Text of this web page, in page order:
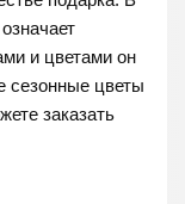
и цветами он
сезонные цветы
заказать